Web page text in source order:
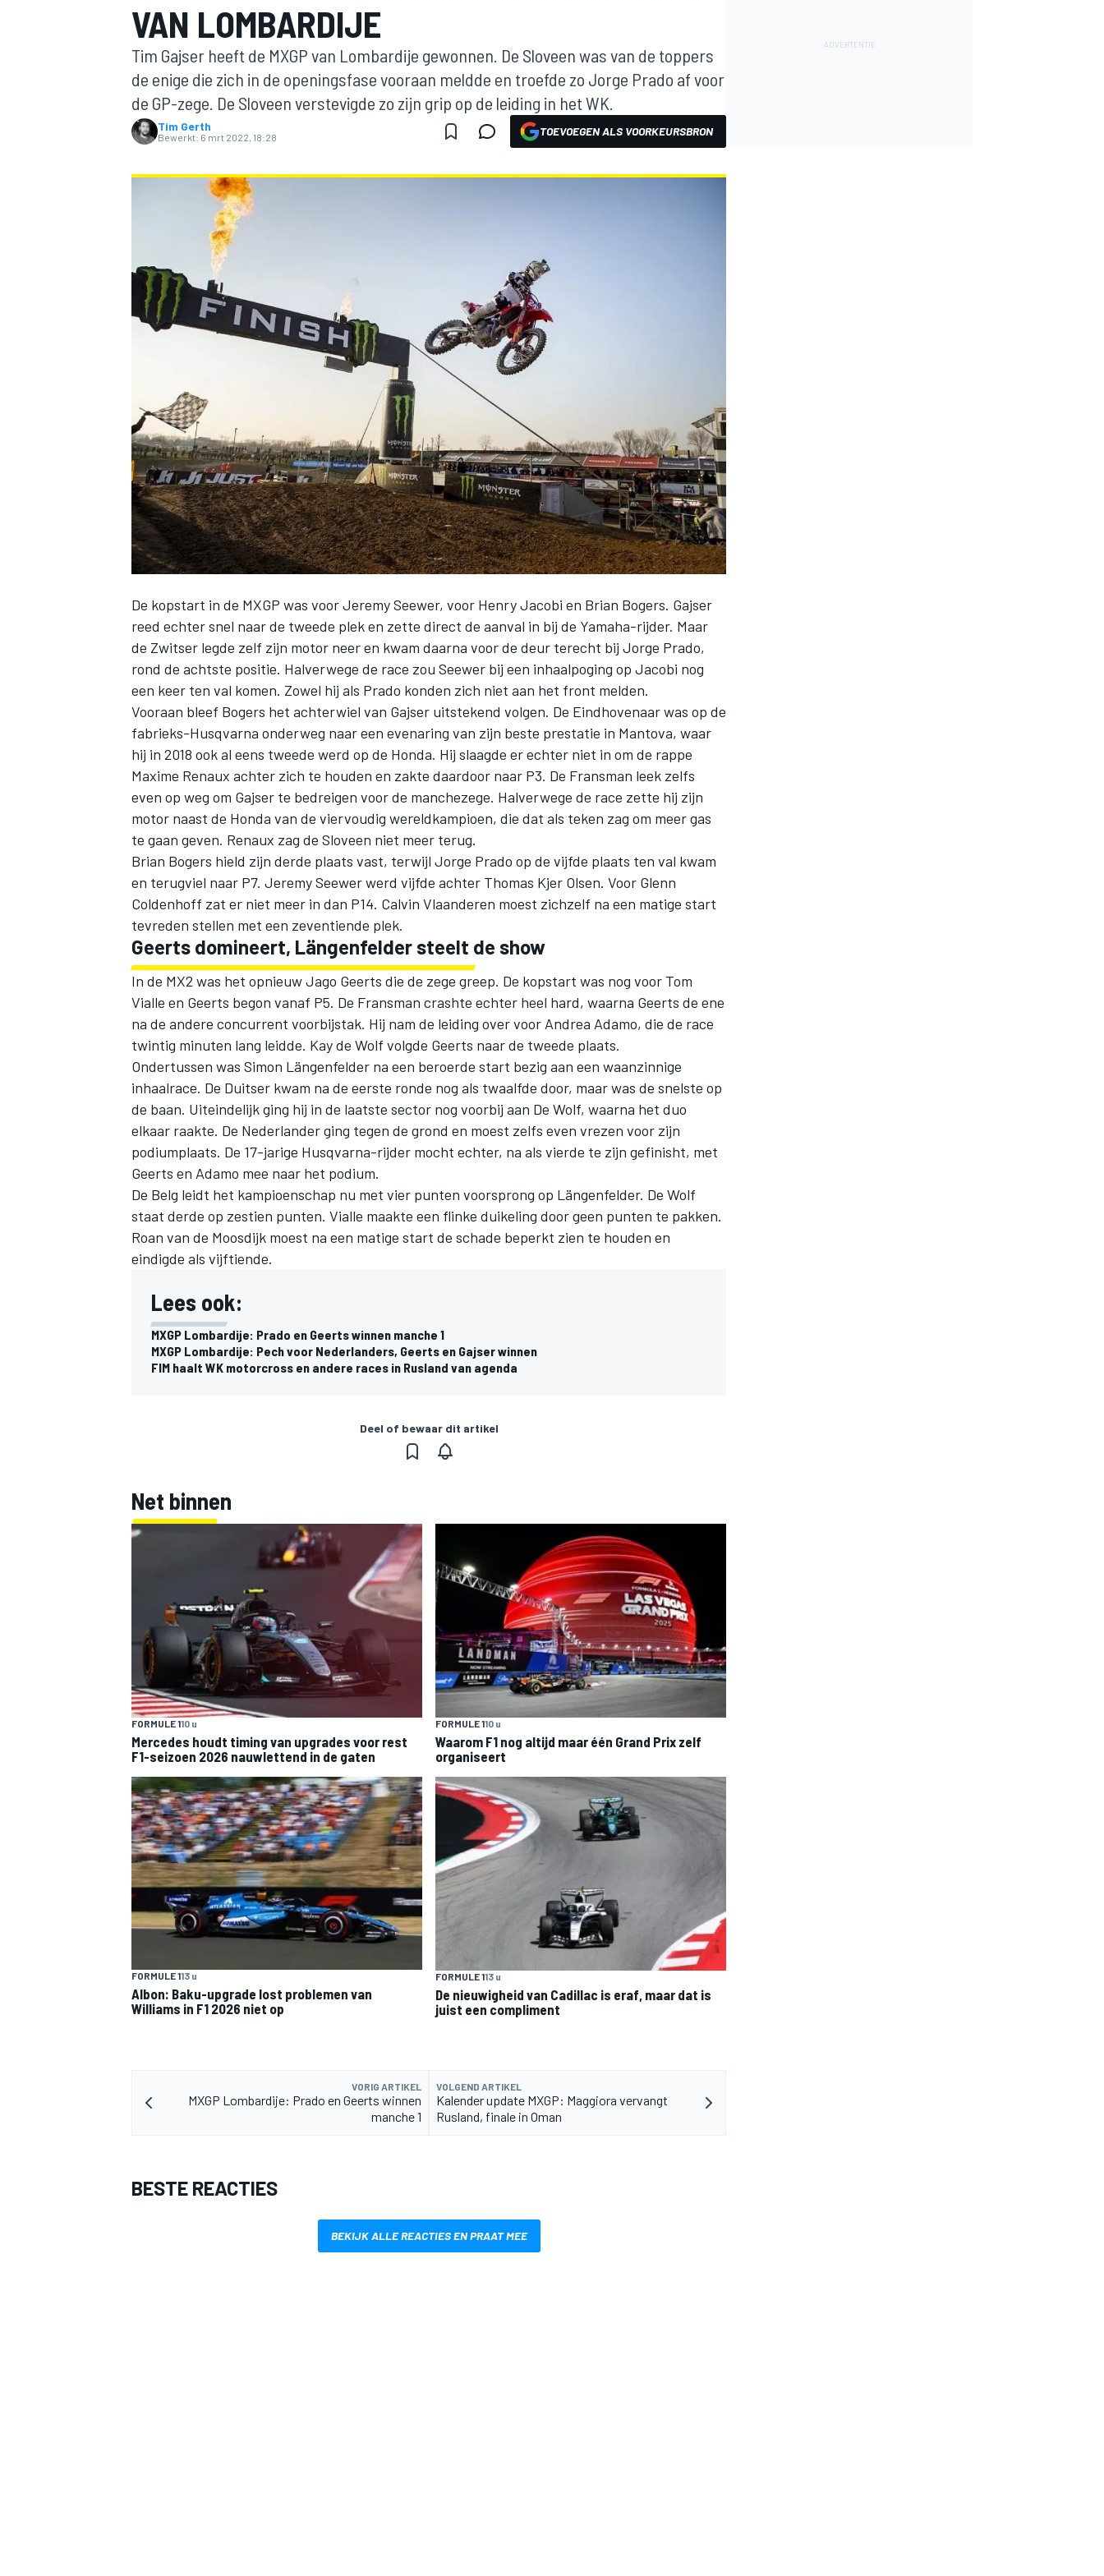
MOTOGP
INDYCAR
WEC DTM
MEER RACEKLASSEN
VAN LOMBARDIJE
Tim Gajser heeft de MXGP van Lombardije gewonnen. De Sloveen was van de toppers
de enige die zich in de openingsfase vooraan meldde en troefde zo Jorge Prado af voor
de GP-zege. De Sloveen verstevigde zo zijn grip op de leiding in het WK.
Tim Gerth
Bewerkt: 6 mrt 2022, 18:28 TOEVOEGEN ALS VOORKEURSBRON
De kopstart in de MXGP was voor Jeremy Seewer, voor Henry Jacobi en Brian Bogers. Gajser
reed echter snel naar de tweede plek en zette direct de aanval in bij de Yamaha-rijder. Maar
de Zwitser legde zelf zijn motor neer en kwam daarna voor de deur terecht bij Jorge Prado,
rond de achtste positie. Halverwege de race zou Seewer bij een inhaalpoging op Jacobi nog
een keer ten val komen. Zowel hij als Prado konden zich niet aan het front melden.
Vooraan bleef Bogers het achterwiel van Gajser uitstekend volgen. De Eindhovenaar was op de
fabrieks-Husqvarna onderweg naar een evenaring van zijn beste prestatie in Mantova, waar
hij in 2018 ook al eens tweede werd op de Honda. Hij slaagde er echter niet in om de rappe
Maxime Renaux achter zich te houden en zakte daardoor naar P3. De Fransman leek zelfs
even op weg om Gajser te bedreigen voor de manchezege. Halverwege de race zette hij zijn
motor naast de Honda van de viervoudig wereldkampioen, die dat als teken zag om meer gas
te gaan geven. Renaux zag de Sloveen niet meer terug.
Brian Bogers hield zijn derde plaats vast, terwijl Jorge Prado op de vijfde plaats ten val kwam
en terugviel naar P7. Jeremy Seewer werd vijfde achter Thomas Kjer Olsen. Voor Glenn
Coldenhoff zat er niet meer in dan P14. Calvin Vlaanderen moest zichzelf na een matige start
tevreden stellen met een zeventiende plek.
Geerts domineert, Längenfelder steelt de show
In de MX2 was het opnieuw Jago Geerts die de zege greep. De kopstart was nog voor Tom
Vialle en Geerts begon vanaf P5. De Fransman crashte echter heel hard, waarna Geerts de ene
na de andere concurrent voorbijstak. Hij nam de leiding over voor Andrea Adamo, die de race
twintig minuten lang leidde. Kay de Wolf volgde Geerts naar de tweede plaats.
Ondertussen was Simon Längenfelder na een beroerde start bezig aan een waanzinnige
inhaalrace. De Duitser kwam na de eerste ronde nog als twaalfde door, maar was de snelste op
de baan. Uiteindelijk ging hij in de laatste sector nog voorbij aan De Wolf, waarna het duo
elkaar raakte. De Nederlander ging tegen de grond en moest zelfs even vrezen voor zijn
podiumplaats. De 17-jarige Husqvarna-rijder mocht echter, na als vierde te zijn gefinisht, met
Geerts en Adamo mee naar het podium.
De Belg leidt het kampioenschap nu met vier punten voorsprong op Längenfelder. De Wolf
staat derde op zestien punten. Vialle maakte een flinke duikeling door geen punten te pakken.
Roan van de Moosdijk moest na een matige start de schade beperkt zien te houden en
eindigde als vijftiende.
Lees ook:
MXGP Lombardije: Prado en Geerts winnen manche 1
MXGP Lombardije: Pech voor Nederlanders, Geerts en Gajser winnen
FIM haalt WK motorcross en andere races in Rusland van agenda
Deel of bewaar dit artikel
Net binnen
FORMULE 110 u
Mercedes houdt timing van upgrades voor rest
F1-seizoen 2026 nauwlettend in de gaten
FORMULE 110 u
Waarom F1 nog altijd maar één Grand Prix zelf
organiseert
FORMULE 113 u
Albon: Baku-upgrade lost problemen van
Williams in F1 2026 niet op
FORMULE 113 u
De nieuwigheid van Cadillac is eraf, maar dat is
juist een compliment
VORIG ARTIKEL
MXGP Lombardije: Prado en Geerts winnen
manche 1
VOLGEND ARTIKEL
Kalender update MXGP: Maggiora vervangt
Rusland, finale in Oman
BESTE REACTIES
BEKIJK ALLE REACTIES EN PRAAT MEE